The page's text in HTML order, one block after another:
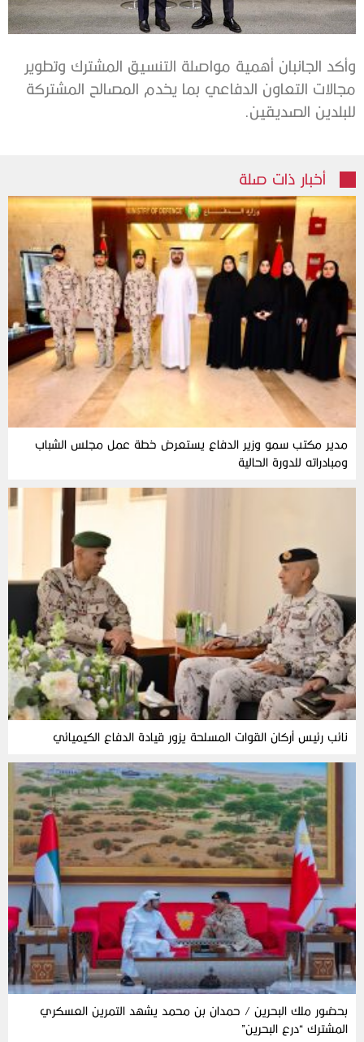
وأكد الجانبان أهمية مواصلة التنسيق المشترك وتطوير
مجالات التعاون الدفاعي بما يخدم المصالح المشتركة
للبلدين الصديقين.
أخبار ذات صلة
مدير مكتب سمو وزير الدفاع يستعرض خطة عمل مجلس الشباب
ومبادراته للدورة الحالية
نائب رئيس أركان القوات المسلحة يزور قيادة الدفاع الكيميائي
بحضور ملك البحرين / حمدان بن محمد يشهد التمرين العسكري
المشترك “درع البحرين”